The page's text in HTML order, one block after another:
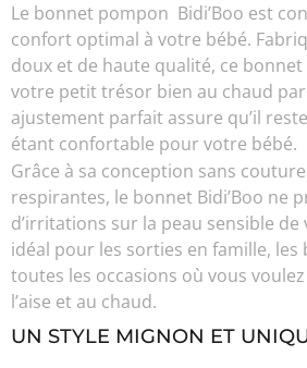
Le bonnet pompon Bidi’Boo est
confort optimal à votre bébé.
doux et de haute qualité, ce
votre petit trésor bien au chaud
ajustement parfait assure qu’il
étant confortable pour votre bébé.
Grâce à sa conception sans
respirantes, le bonnet Bidi’Boo ne
d’irritations sur la peau sensible de
idéal pour les sorties en famille, les
toutes les occasions où vous
l’aise et au chaud.
UN STYLE MIGNON ET